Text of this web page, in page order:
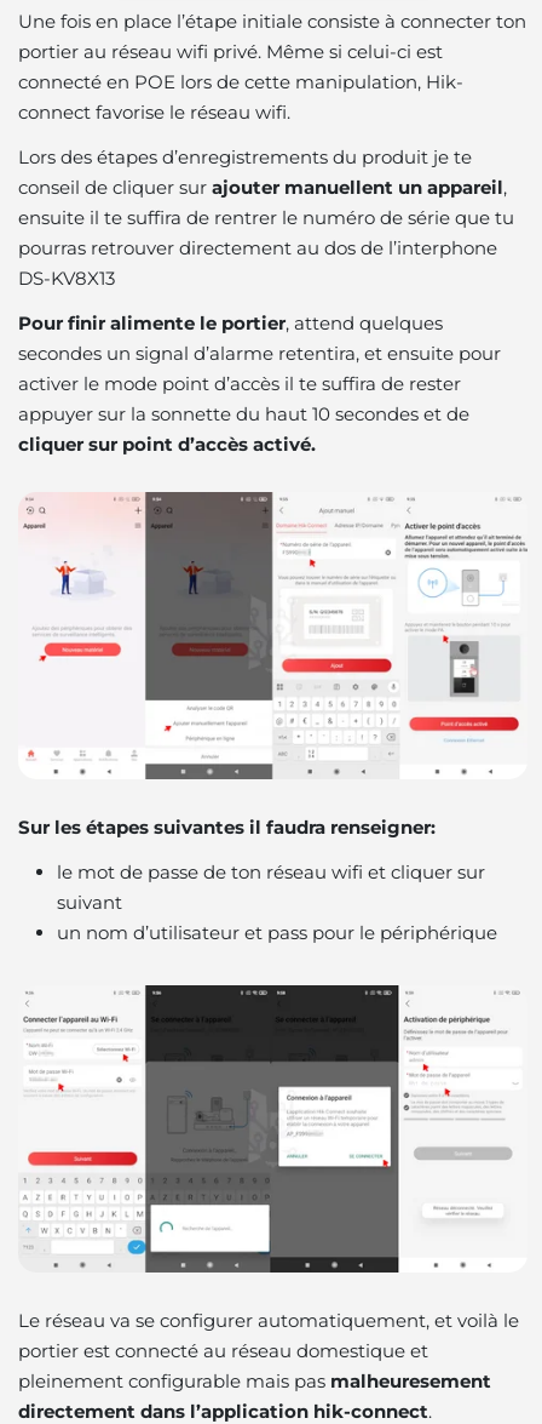
Une fois en place l’étape initiale consiste à connecter ton
portier au réseau wifi privé. Même si celui-ci est
connecté en POE lors de cette manipulation, Hik-
connect favorise le réseau wifi.
Lors des étapes d’enregistrements du produit je te
conseil de cliquer sur ajouter manuellent un appareil,
ensuite il te suffira de rentrer le numéro de série que tu
pourras retrouver directement au dos de l’interphone
DS-KV8X13
Pour finir alimente le portier, attend quelques
secondes un signal d’alarme retentira, et ensuite pour
activer le mode point d’accès il te suffira de rester
appuyer sur la sonnette du haut 10 secondes et de
cliquer sur point d’accès activé.
Sur les étapes suivantes il faudra renseigner:
le mot de passe de ton réseau wifi et cliquer sur
suivant
un nom d’utilisateur et pass pour le périphérique
Le réseau va se configurer automatiquement, et voilà le
portier est connecté au réseau domestique et
pleinement configurable mais pas malheuresement
directement dans l’application hik-connect.